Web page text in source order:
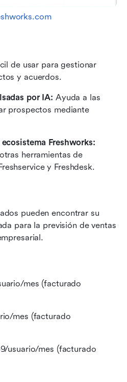
de usar para gestionar
y acuerdos.
por IA: Ayuda a las
prospectos mediante
Freshworks:
herramientas de
y Freshdesk.
pueden encontrar su
para la previsión de ventas
mes (facturado
mes (facturado
usuario/mes (facturado